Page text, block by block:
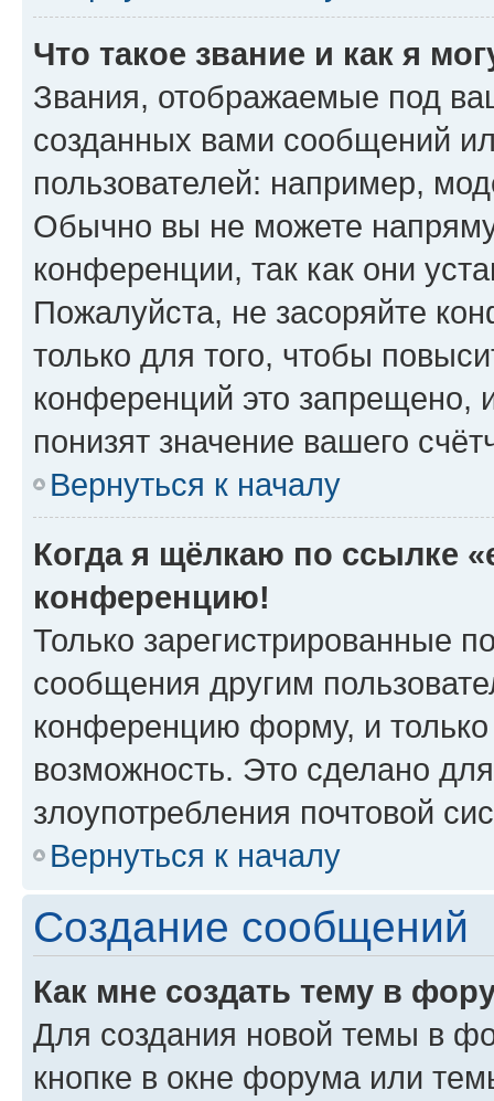
Что такое звание и как я
Звания, отображаемые под
созданных вами сообщений
пользователей: например,
Обычно вы не можете
конференции, так как они
Пожалуйста, не засоряйте
только для того, чтобы
конференций это запрещено,
понизят значение вашего
Вернуться к началу
Когда я щёлкаю по ссылке
конференцию!
Только зарегистрированные
сообщения другим
конференцию форму, и
возможность. Это сделано
злоупотребления почтовой
Вернуться к началу
Создание сообщений
Как мне создать тему в
Для создания новой темы в
кнопке в окне форума или